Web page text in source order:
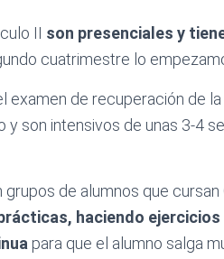
II son presenciales y
cuatrimestre lo
examen de recuperación de
y son intensivos de unas 3-4
de alumnos que
haciendo
para que el alumno salga